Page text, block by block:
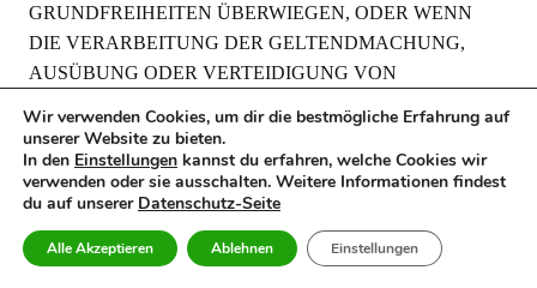
GRUNDFREIHEITEN ÜBERWIEGEN, ODER WENN
DIE VERARBEITUNG DER GELTENDMACHUNG,
AUSÜBUNG ODER VERTEIDIGUNG VON
WERDEN IHRE PERSONENBEZOGENEN DATEN VON
UNS VERARBEITET, UM DIREKTWERBUNG ZU
BETREIBEN, HABEN SIE DAS RECHT, JEDERZEIT
WIDERSPRUCH GEGEN DIE VERARBEITUNG SIE
BETREFFENDER PERSONENBEZOGENER DATEN
Wir verwenden Cookies, um dir die bestmögliche Erfahrung auf
unserer Website zu bieten.
In den Einstellungen kannst du erfahren, welche Cookies wir
verwenden oder sie ausschalten. Weitere Informationen findest
du auf unserer Datenschutz-Seite
Alle Akzeptieren Ablehnen Einstellungen